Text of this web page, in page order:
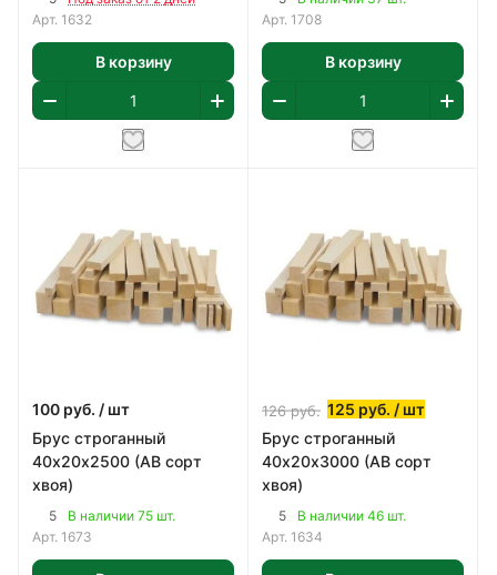
Арт. 1632
В корзину
Арт. 1708
В корзину
100 руб. / шт
Брус строганный
40х20х2500 (АВ сорт
хвоя)
5
В наличии 75 шт.
Арт. 1673
126руб. 125 руб. / шт
Брус строганный
40х20х3000 (АВ сорт
хвоя)
5
В наличии 46 шт.
Арт. 1634